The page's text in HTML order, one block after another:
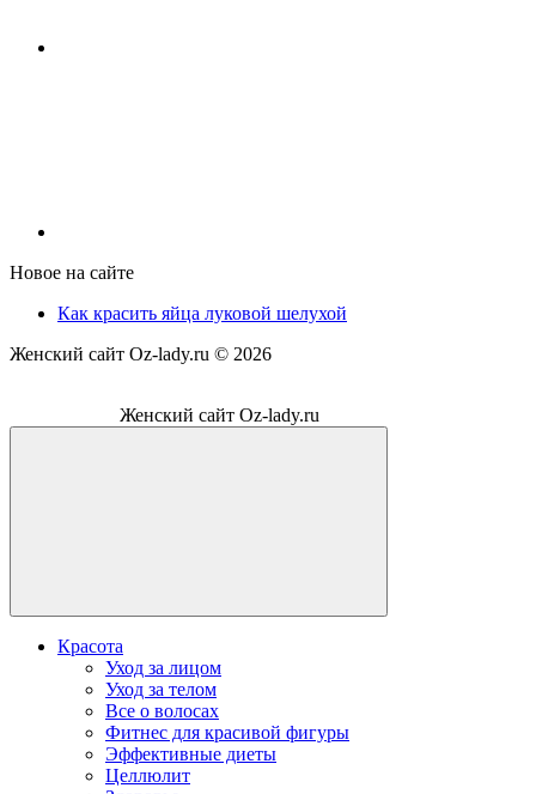
Новое на сайте
Как красить яйца луковой шелухой
Женский сайт Oz-lady.ru © 2026
Женский сайт Oz-lady.ru
Красота
Уход за лицом
Уход за телом
Все о волосах
Фитнес для красивой фигуры
Эффективные диеты
Целлюлит